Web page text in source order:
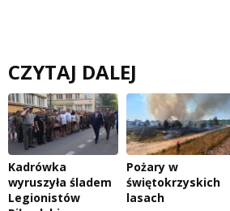
CZYTAJ DALEJ
Kadrówka
wyruszyła śladem
Legionistów
Pożary w
świętokrzyskich
lasach